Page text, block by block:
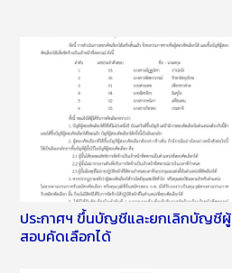
ประกาศฯ ขึ้นบัญชีและยกเลิกบัญชีผู้
สอบคัดเลือกได้